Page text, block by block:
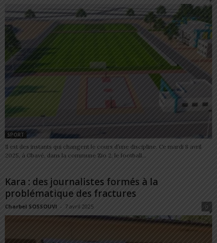
SPORT
Il est des instants qui changent le cours d’une discipline. Ce mardi 8 avril
2025, à Gbavé, dans la commune Zio 2, le football...
Kara : des journalistes formés à la
problématique des fractures
Charbel SOSSOUVI - 7 avril 2025 0